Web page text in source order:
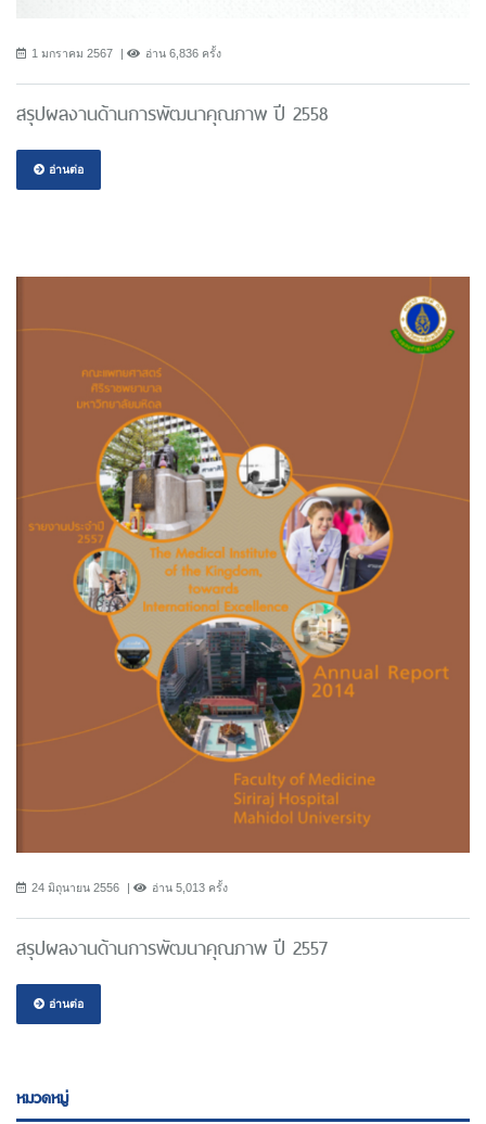
1 มกราคม 2567 อ่าน 6,836 ครั้ง
สรุปผลงานด้านการพัฒนาคุณภาพ ปี 2558
อ่านต่อ
24 มิถุนายน 2556 อ่าน 5,013 ครั้ง
สรุปผลงานด้านการพัฒนาคุณภาพ ปี 2557
อ่านต่อ
หมวดหมู่